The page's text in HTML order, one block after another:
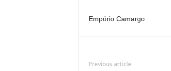
Empório Camargo
Previous article